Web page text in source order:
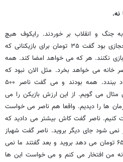
جنگ و انقلاب بر خوردند. رایکوف هیچ
شخص بدی را نمی آورد. زمان که حجازی بود گفت ۳۵ تومان برای بازیکنانی که
که بازی نکنند. هر که می خواهد امضا کند. همه
خانه می خواهد بخرد. مثل الان نبود که
مدیر عامل یواشکی در توالت قرارداد ببندد. همه بودند و می گفت ناصر ۵۰۰
می گویم. از این ارزش بازیکن را می
ها را دیدیم. واقعا هم ناصر می خواست
کنیم. ناصر گفت کاش بیشتر می دادید که
نمی شود جای دیگر بروید. ناصر گفت شهباز
۶۰ تومان می دهد، رایکوف گفت نه ۶۵ تومان می دهد بروید و بعد گفتند ما نمی
من افتخار می کنم و می خواست این ها